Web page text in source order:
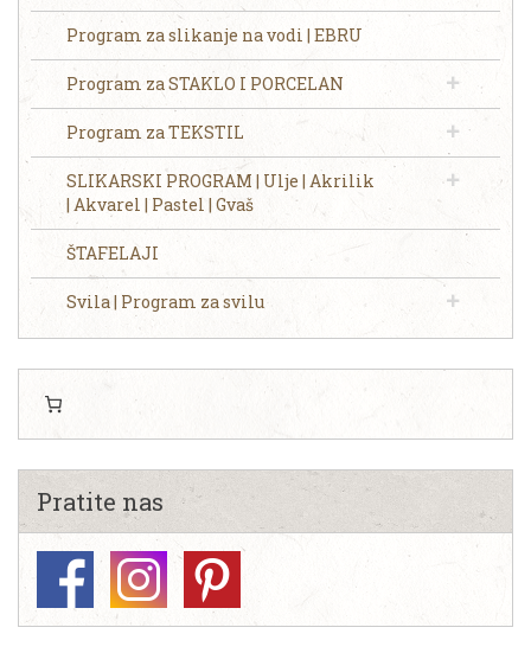
Program za slikanje na vodi | EBRU
Program za STAKLO I PORCELAN
Program za TEKSTIL
SLIKARSKI PROGRAM | Ulje | Akrilik
| Akvarel | Pastel | Gvaš
ŠTAFELAJI
Svila | Program za svilu
Pratite nas